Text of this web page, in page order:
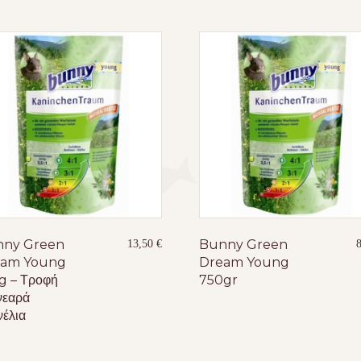
Green
Young
– Τροφή
13,50 €
Bunny Green
Dream Young
750gr